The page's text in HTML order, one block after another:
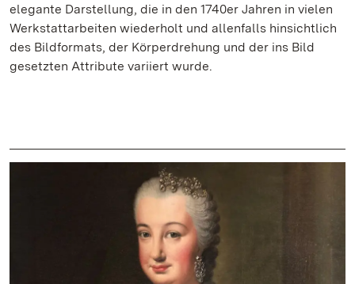
elegante Darstellung, die in den 1740er Jahren in vielen
Werkstattarbeiten wiederholt und allenfalls hinsichtlich
des Bildformats, der Körperdrehung und der ins Bild
gesetzten Attribute variiert wurde.